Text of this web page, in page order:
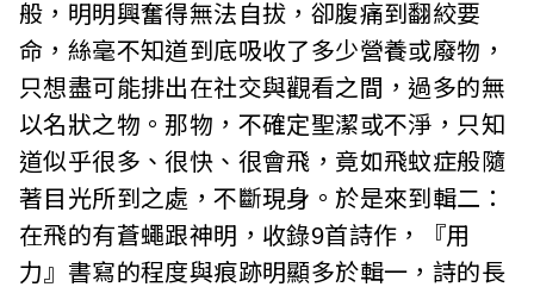
般，明明興奮得無法自拔，卻腹痛到翻絞要
命，絲毫不知道到底吸收了多少營養或廢物，
只想盡可能排出在社交與觀看之間，過多的無
以名狀之物。那物，不確定聖潔或不淨，只知
道似乎很多、很快、很會飛，竟如飛蚊症般隨
著目光所到之處，不斷現身。於是來到輯二：
在飛的有蒼蠅跟神明，收錄9首詩作，『用
力』書寫的程度與痕跡明顯多於輯一，詩的長